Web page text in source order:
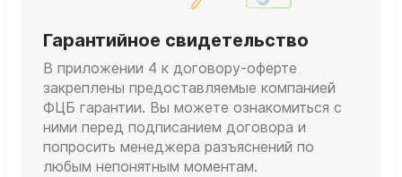
Гарантийное свидетельство
В приложении 4 к договору-оферте
закреплены предоставляемые компанией
ФЦБ гарантии. Вы можете ознакомиться с
ними перед подписанием договора и
попросить менеджера разъяснений по
любым непонятным моментам.